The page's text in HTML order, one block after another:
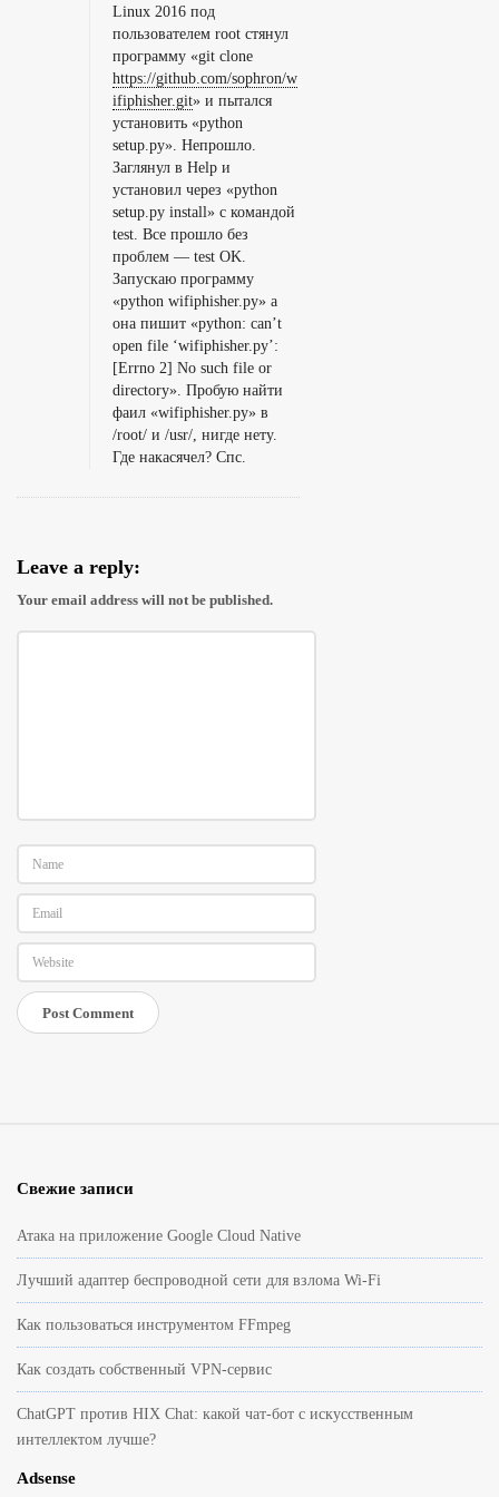
с
п
о
м
о
щ
ь
ю
W
i
f
i
p
i
s
h
Linux 2016 под
пользователем root стянул
программу «git clone
https://github.com/sophron/w
ifiphisher.git» и пытался
установить «python
setup.py». Непрошло.
Заглянул в Help и
установил через «python
setup.py install» с командой
test. Все прошло без
проблем — test OK.
Запускаю программу
«python wifiphisher.py» а
она пишит «python: can’t
open file ‘wifiphisher.py’:
[Errno 2] No such file or
directory». Пробую найти
фаил «wifiphisher.py» в
/root/ и /usr/, нигде нету.
Где накасячел? Спс.
Leave a reply:
Your email address will not be published.
Свежие записи
Атака на приложение Google Cloud Native
Лучший адаптер беспроводной сети для взлома Wi-Fi
Как пользоваться инструментом FFmpeg
Как создать собственный VPN-сервис
ChatGPT против HIX Chat: какой чат-бот с искусственным
интеллектом лучше?
Adsense